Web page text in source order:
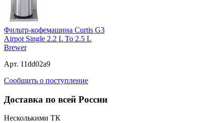
Фильтр-кофемашина Curtis G3
Airpot Single 2.2 L To 2.5 L
Brewer
Арт. 11dd02a9
Сообщить о поступление
Доставка по всей России
Несколькими ТК